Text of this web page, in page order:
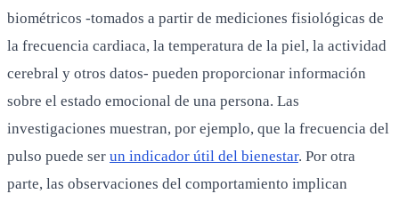
biométricos -tomados a partir de mediciones fisiológicas de
la frecuencia cardiaca, la temperatura de la piel, la actividad
cerebral y otros datos- pueden proporcionar información
sobre el estado emocional de una persona. Las
investigaciones muestran, por ejemplo, que la frecuencia del
pulso puede ser un indicador útil del bienestar. Por otra
parte, las observaciones del comportamiento implican